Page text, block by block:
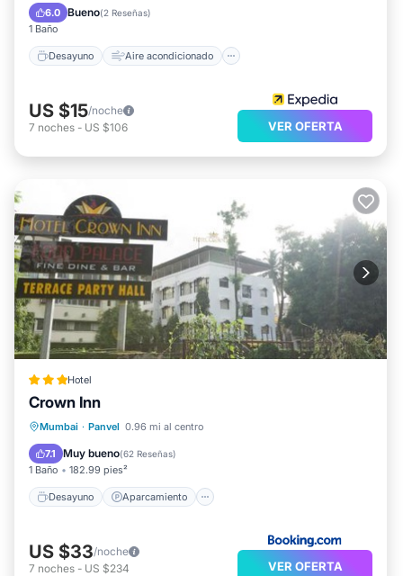
6.0 Bueno(2 Reseñas)
1 Baño
Desayuno Aire acondicionado
Internet
US $15/noche
7 noches - US $106 VER OFERTA
Hotel
Crown Inn
Mumbai · Panvel 0.96 mi al centro
7.1 Muy bueno(62 Reseñas)
1 Baño 182.99 pies²
Desayuno Aparcamiento
Desayuno
Aparcamiento
Balcón/Terraza
US $33/noche
7 noches - US $234 VER OFERTA